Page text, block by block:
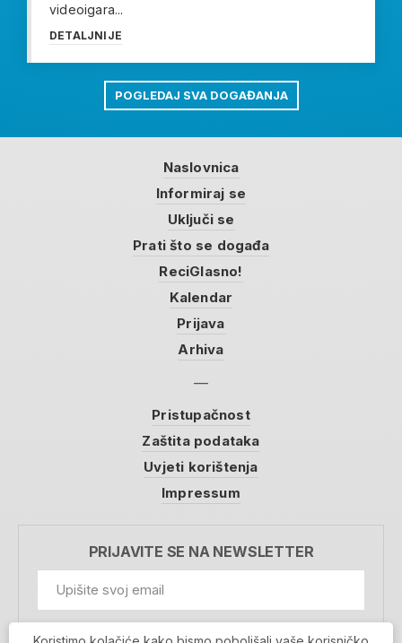
videoigara...
DETALJNIJE
POGLEDAJ SVA DOGAĐANJA
Naslovnica
Informiraj se
Uključi se
Prati što se događa
ReciGlasno!
Kalendar
Prijava
Arhiva
Pristupačnost
Zaštita podataka
Uvjeti korištenja
Impressum
PRIJAVITE SE NA NEWSLETTER